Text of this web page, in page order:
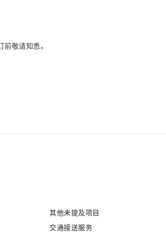
敬请知悉。
其他未提及项目
交通接送服务